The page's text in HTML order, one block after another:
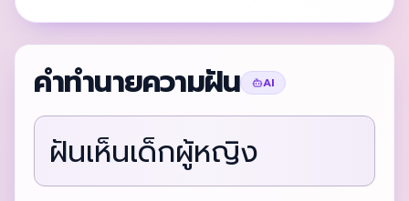
คำทำนายความฝัน AI
ฝันเห็นเด็กผู้หญิง